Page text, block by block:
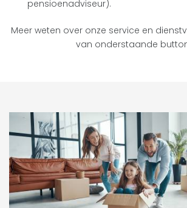
pensioenadviseur).
Meer weten over onze service en
van onderstaande